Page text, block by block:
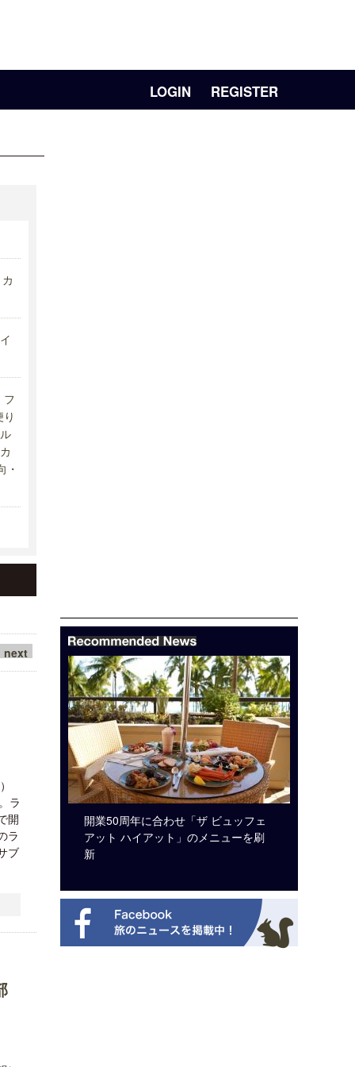
LOGIN REGISTER
フ
カ
・
next
ラ
開
ラ
ブ
テム導
開業50周年に合わせ「ザ ビュッフェ
アット ハイアット」のメニューを刷
新